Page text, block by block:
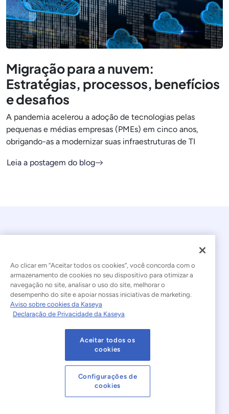
Migração para a nuvem:
Estratégias, processos, benefícios
e desafios
A pandemia acelerou a adoção de tecnologias pelas
pequenas e médias empresas (PMEs) em cinco anos,
obrigando-as a modernizar suas infraestruturas de TI
Leia a postagem do blog
© 2026 Kaseya. Todos os direitos reservados.
Português Brasileiro
Declaração sobre a Escravidão Moderna
Termos de Uso do Site Declaração de Privacidade
Aviso sobre cookies
Ao clicar em “Aceitar todos os cookies”, você concorda com o
armazenamento de cookies no seu dispositivo para otimizar a
navegação no site, analisar o uso do site, melhorar o
desempenho do site e apoiar nossas iniciativas de marketing.
Aviso sobre cookies da Kaseya
Declaração de Privacidade da Kaseya
Aceitar todos os
cookies
Configurações de
cookies